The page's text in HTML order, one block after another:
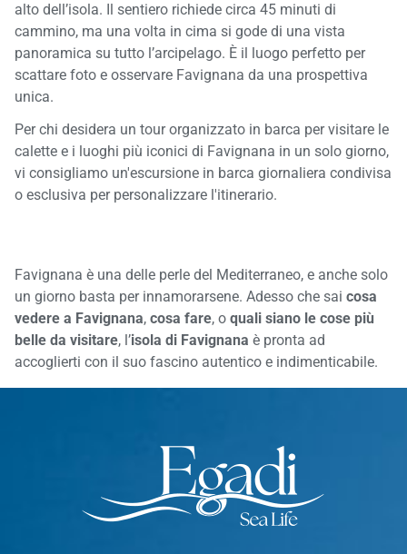
alto dell’isola. Il sentiero richiede circa 45 minuti di
cammino, ma una volta in cima si gode di una vista
panoramica su tutto l’arcipelago. È il luogo perfetto per
scattare foto e osservare Favignana da una prospettiva
unica.
Per chi desidera un tour organizzato in barca per visitare le
calette e i luoghi più iconici di Favignana in un solo giorno,
vi consigliamo un'escursione in barca giornaliera condivisa
o esclusiva per personalizzare l'itinerario.
Favignana è una delle perle del Mediterraneo, e anche solo
un giorno basta per innamorarsene. Adesso che sai cosa
vedere a Favignana, cosa fare, o quali siano le cose più
belle da visitare, l’isola di Favignana è pronta ad
accoglierti con il suo fascino autentico e indimenticabile.